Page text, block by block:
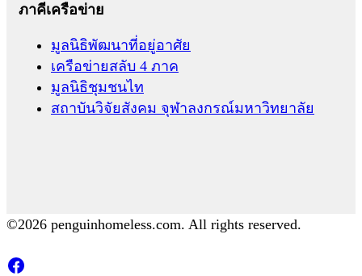
ภาคีเครือข่าย
มูลนิธิพัฒนาที่อยู่อาศัย
เครือข่ายสลับ 4 ภาค
มูลนิธิชุมชนไท
สถาบันวิจัยสังคม จุฬาลงกรณ์มหาวิทยาลัย
©2026 penguinhomeless.com. All rights reserved.